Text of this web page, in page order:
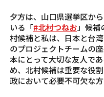
夕方は、山口県選挙区か
いる「#北村つねお」候補
村候補と私は、日本と台
のプロジェクトチームの
本にとって大切な友人で
め、北村候補は重要な役
政において必要不可欠な方